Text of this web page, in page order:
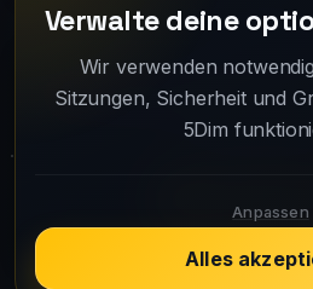
Your fleet is waiting.
and take
Verwalte deine
Wir verwenden
Sitzungen, Sicherheit und
5Dim
Anpassen
Alles